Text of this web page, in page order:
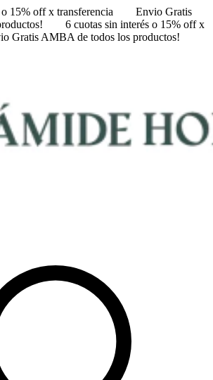
15% off x transferencia
Envio Gratis
6 cuotas sin interés o 15% off x
Gratis AMBA de todos los productos!